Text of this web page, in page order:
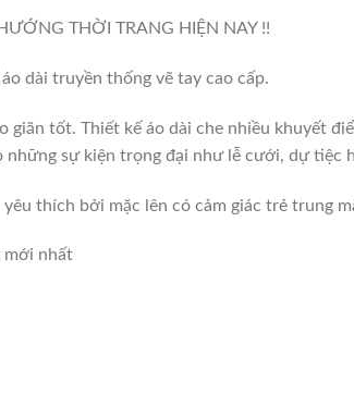
THỜI TRANG HIỆN NAY !!
dài truyền thống vẽ tay cao cấp.
giãn tốt. Thiết kế áo dài che nhiều khuyết
những sự kiện trọng đại như lễ cưới, dự
thích bởi mặc lên có cảm giác trẻ trung
mới nhất